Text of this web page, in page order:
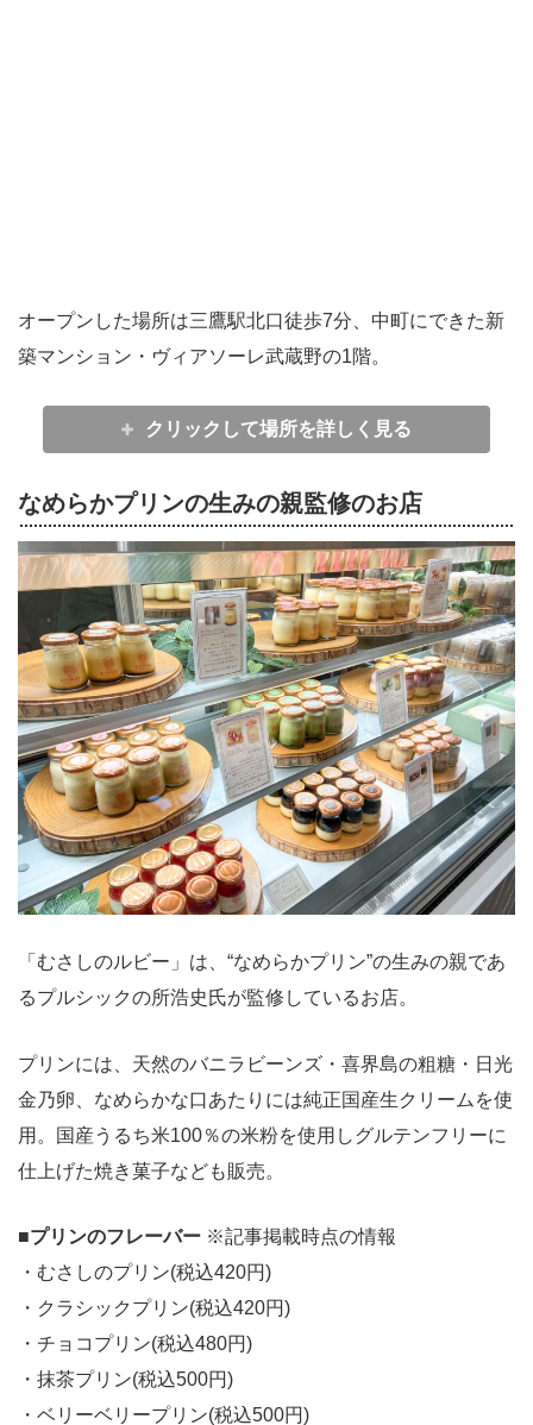
オープンした場所は三鷹駅北口徒歩7分、中町にできた新
築マンション・ヴィアソーレ武蔵野の1階。
クリックして場所を詳しく見る
なめらかプリンの生みの親監修のお店
「むさしのルビー」は、“なめらかプリン”の生みの親であ
るプルシックの所浩史氏が監修しているお店。
プリンには、天然のバニラビーンズ・喜界島の粗糖・日光
金乃卵、なめらかな口あたりには純正国産生クリームを使
用。国産うるち米100％の米粉を使用しグルテンフリーに
仕上げた焼き菓子なども販売。
■プリンのフレーバー ※記事掲載時点の情報
・むさしのプリン(税込420円)
・クラシックプリン(税込420円)
・チョコプリン(税込480円)
・抹茶プリン(税込500円)
・ベリーベリープリン(税込500円)